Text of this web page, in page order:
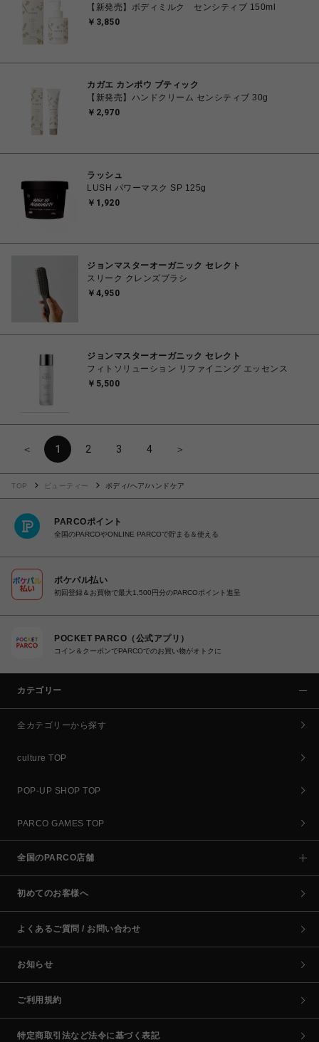
【新発売】ボディミルク センシティブ 150ml
￥3,850
カガエ カンポウ ブティック
【新発売】ハンドクリーム センシティブ 30g
￥2,970
ラッシュ
LUSH パワーマスク SP 125g
￥1,920
ジョンマスターオーガニック セレクト
スリーク クレンズブラシ
￥4,950
ジョンマスターオーガニック セレクト
フィトソリューション リファイニング エッセンス
￥5,500
＜ 1 2 3 4 ＞
TOP ビューティー ボディ/ヘア/ハンドケア
PARCOポイント
全国のPARCOやONLINE PARCOで貯まる＆使える
ポケパル払い
初回登録＆お買物で最大1,500円分のPARCOポイント進呈
POCKET PARCO（公式アプリ）
コイン＆クーポンでPARCOでのお買い物がオトクに
カテゴリー
全カテゴリーから探す
culture TOP
POP-UP SHOP TOP
PARCO GAMES TOP
全国のPARCO店舗
初めてのお客様へ
よくあるご質問 / お問い合わせ
お知らせ
ご利用規約
特定商取引法など法令に基づく表記